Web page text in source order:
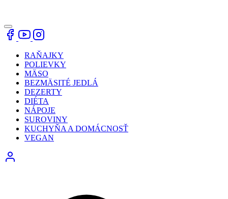
RAŇAJKY
POLIEVKY
MÄSO
BEZMÄSITÉ JEDLÁ
DEZERTY
DIÉTA
NÁPOJE
SUROVINY
KUCHYŇA A DOMÁCNOSŤ
VEGAN